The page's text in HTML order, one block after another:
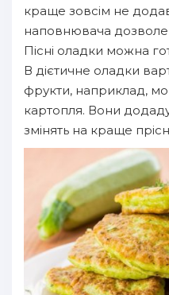
краще зовсім не
наповнювача
Пісні оладки можна
В дієтичне оладки
фрукти, наприклад,
картопля. Вони
змінять на краще